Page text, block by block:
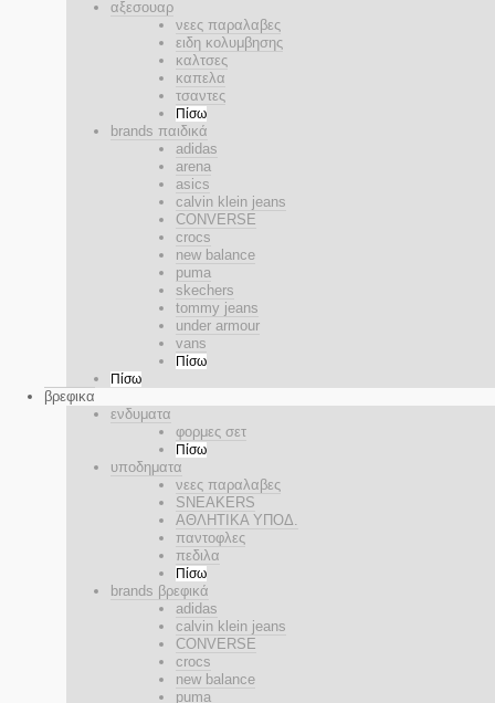
αξεσουαρ
νεες παραλαβες
ειδη κολυμβησης
καλτσες
καπελα
τσαντες
Πίσω
brands παιδικά
adidas
arena
asics
calvin klein jeans
CONVERSE
crocs
new balance
puma
skechers
tommy jeans
under armour
vans
Πίσω
Πίσω
βρεφικα
ενδυματα
φορμες σετ
Πίσω
υποδηματα
νεες παραλαβες
SNEAKERS
ΑΘΛΗΤΙΚΑ ΥΠΟΔ.
παντοφλες
πεδιλα
Πίσω
brands βρεφικά
adidas
calvin klein jeans
CONVERSE
crocs
new balance
puma